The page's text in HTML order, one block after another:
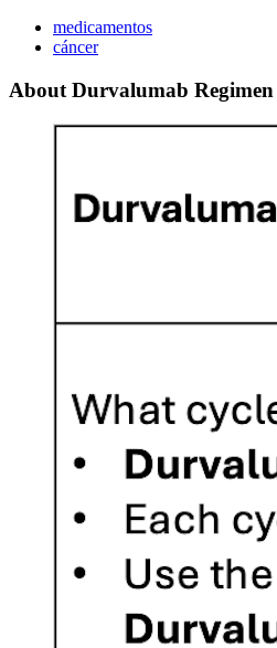
medicamentos
cáncer
About Durvalumab Regimen